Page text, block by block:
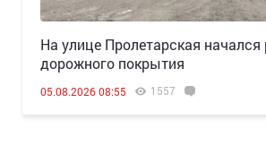
На улице Пролетарская начался
дорожного покрытия
05.08.2026 08:55 1557